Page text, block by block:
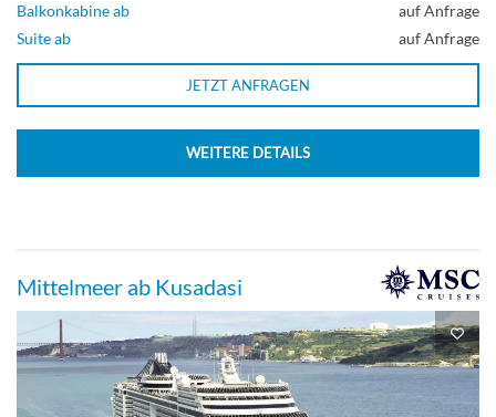
Balkonkabine ab
auf Anfrage
Suite ab
auf Anfrage
JETZT ANFRAGEN
WEITERE DETAILS
Mittelmeer ab Kusadasi